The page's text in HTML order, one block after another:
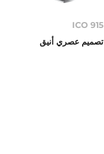
ICO 915
تصميم عصري أنيق